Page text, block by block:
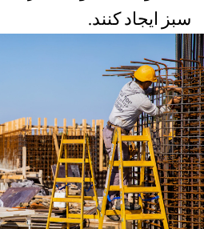
سبز ایجاد کنند.